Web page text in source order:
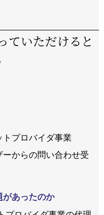
ていただけると
プロバイダ事業
からの問い合わせ受
があったのか